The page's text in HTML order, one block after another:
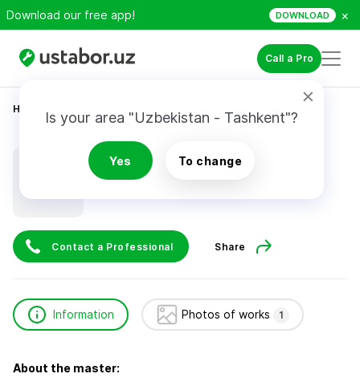
Download our free app! DOWNLOAD ×
Call a Pro
Is your area "Uzbekistan - Tashkent"?
Yes To change
Home
Халбаев Темур
Contact a Professional Share
Information Photos of works 1
About the master: